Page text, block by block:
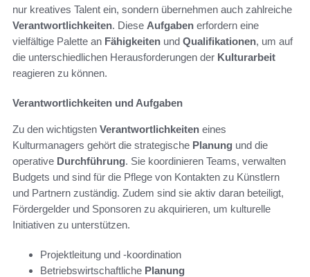
nur kreatives Talent ein, sondern übernehmen auch zahlreiche
Verantwortlichkeiten. Diese Aufgaben erfordern eine
vielfältige Palette an Fähigkeiten und Qualifikationen, um auf
die unterschiedlichen Herausforderungen der Kulturarbeit
reagieren zu können.
Verantwortlichkeiten und Aufgaben
Zu den wichtigsten Verantwortlichkeiten eines
Kulturmanagers gehört die strategische Planung und die
operative Durchführung. Sie koordinieren Teams, verwalten
Budgets und sind für die Pflege von Kontakten zu Künstlern
und Partnern zuständig. Zudem sind sie aktiv daran beteiligt,
Fördergelder und Sponsoren zu akquirieren, um kulturelle
Initiativen zu unterstützen.
Projektleitung und -koordination
Betriebswirtschaftliche Planung